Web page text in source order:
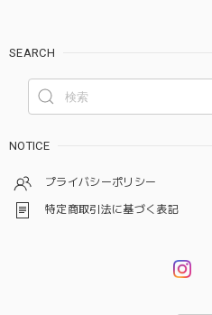
SEARCH
NOTICE
プライバシーポリシー
特定商取引法に基づく表記